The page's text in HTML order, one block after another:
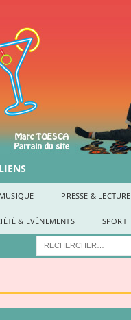
LIENS
MUSIQUE PRESSE & LECTURE
& EVÈNEMENTS SPORT